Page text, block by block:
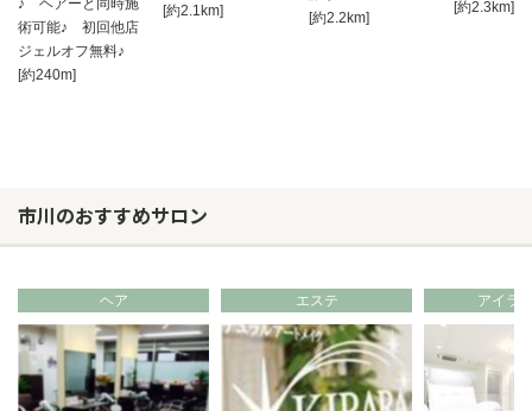
♪ ヘアーと同時施
術可能♪ 初回他店
ジェルオフ無料♪
[約240m]
[約2.1km]
[約2.2km]
[約2.3km]
市川のおすすめサロン
ヘア エステ アイラ